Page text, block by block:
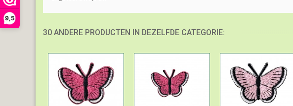
9,5
30 ANDERE PRODUCTEN IN DEZELFDE CATEGORIE: